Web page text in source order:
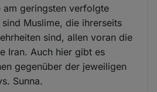
geringsten verfolgte
Muslime, die ihrerseits
sind, allen voran die
Iran. Auch hier gibt es
gegenüber der jeweiligen
Sunna.